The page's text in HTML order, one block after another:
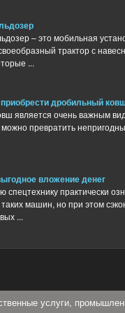
– это мобильная
трактор с
...
дробильный
является очень важным
превратить
вложение денег
спецтехнику практически
машин, но при этом
...
услуги,